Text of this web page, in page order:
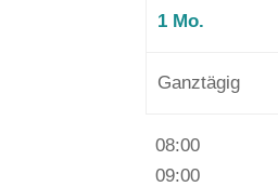
1 Mo.
Ganztägig
04:00
06:00
08:00
09:00